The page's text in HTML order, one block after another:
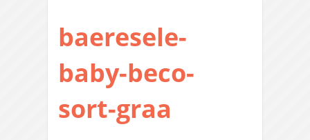
baeresele-
baby-beco-
sort-graa